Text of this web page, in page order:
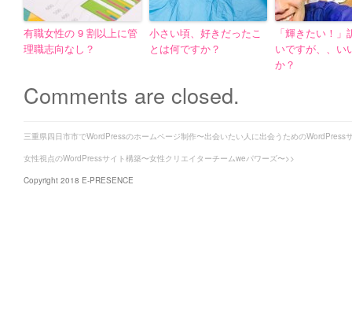
有職女性の 9 割以上に管
理職志向なし？
小さい頃、好きだったこ
とは何ですか？
「輝きたい！」
いですが、、い
か？
Comments are closed.
三重県四日市市でWordPressのホームページ制作〜出会いたい人に出会うためのWordPress
女性視点のWordPressサイト構築〜女性クリエイターチームweパワーズ〜>>
Copyright 2018 E-PRESENCE